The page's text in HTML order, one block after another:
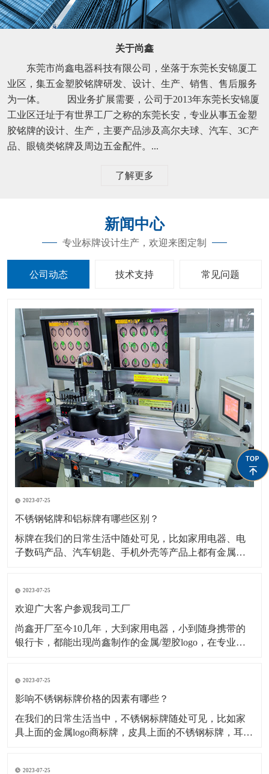
关于尚鑫
东莞市尚鑫电器科技有限公司，坐落于东莞长安锦厦工
业区，集五金塑胶铭牌研发、设计、生产、销售、售后服务
为一体。 因业务扩展需要，公司于2013年东莞长安锦厦
工业区迁址于有世界工厂之称的东莞长安，专业从事五金塑
胶铭牌的设计、生产，主要产品涉及高尔夫球、汽车、3C产
品、眼镜类铭牌及周边五金配件。...
了解更多
新闻中心
专业标牌设计生产，欢迎来图定制
公司动态 技术支持 常见问题
2023-07-25
不锈钢铭牌和铝标牌有哪些区别？
标牌在我们的日常生活中随处可见，比如家用电器、电
子数码产品、汽车钥匙、手机外壳等产品上都有金属标
锈钢材质、铝合金材质、金属纯镍材质、锌合金材质
等，今天小编主要为大家介绍不锈钢铭牌和铝标牌有哪
些不一样。一、
2023-07-25
欢迎广大客户参观我司工厂
尚鑫开厂至今10几年，大到家用电器，小到随身携带的
银行卡，都能出现尚鑫制作的金属/塑胶logo，在专业的
作的客户审厂的日子，他们一行有5人，这5人分工明
确，各自审核自己负责的部分
2023-07-25
影响不锈钢标牌价格的因素有哪些？
​在我们的日常生活当中，不锈钢标牌随处可见，比如家
具上面的金属logo商标牌，皮具上面的不锈钢标牌，耳机
2023-07-25